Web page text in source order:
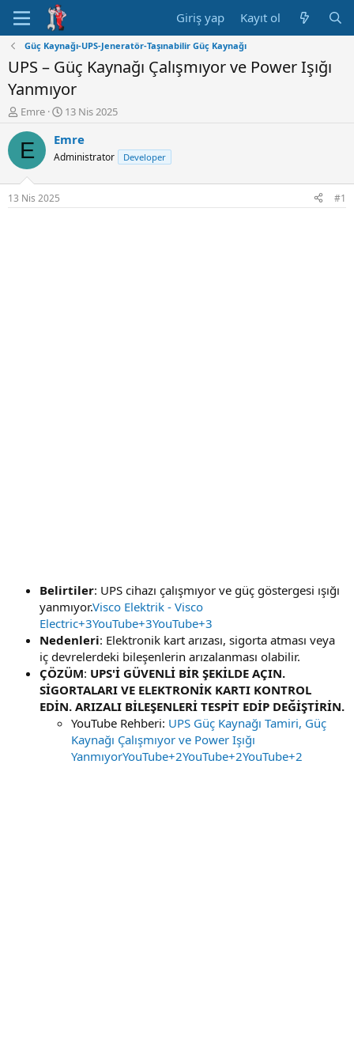
Giriş yap Kayıt ol
Güç Kaynağı-UPS-Jeneratör-Taşınabilir Güç Kaynağı
UPS – Güç Kaynağı Çalışmıyor ve Power Işığı
Yanmıyor
K
n
u
y
u
B
a
Emre
B
ş
l
n
ı
13 Nis 2025
E Emre
Administrator Developer
13 Nis 2025 #1
Belirtiler: UPS cihazı çalışmıyor ve güç göstergesi ışığı
yanmıyor.Visco Elektrik - Visco
Electric+3YouTube+3YouTube+3
Nedenleri: Elektronik kart arızası, sigorta atması veya
iç devrelerdeki bileşenlerin arızalanması olabilir.
ÇÖZÜM: UPS'İ GÜVENLİ BİR ŞEKİLDE AÇIN.
SİGORTALARI VE ELEKTRONİK KARTI KONTROL
EDİN. ARIZALI BİLEŞENLERİ TESPİT EDİP DEĞİŞTİRİN.
YouTube Rehberi: UPS Güç Kaynağı Tamiri, Güç
Kaynağı Çalışmıyor ve Power Işığı
YanmıyorYouTube+2YouTube+2YouTube+2